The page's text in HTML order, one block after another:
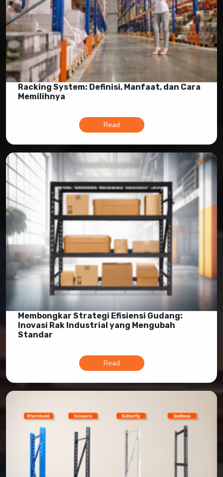
Racking System: Definisi, Manfaat, dan Cara
Memilihnya
Read
Membongkar Strategi Efisiensi Gudang:
Inovasi Rak Industrial yang Mengubah
Standar
Read